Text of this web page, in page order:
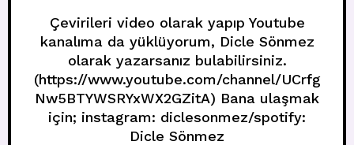
Çevirileri video olarak yapıp Youtube
kanalıma da yüklüyorum, Dicle Sönmez
olarak yazarsanız bulabilirsiniz.
(https://www.youtube.com/channel/UCrfg
Nw5BTYWSRYxWX2GZitA) Bana ulaşmak
için; instagram: diclesonmez/spotify:
Dicle Sönmez